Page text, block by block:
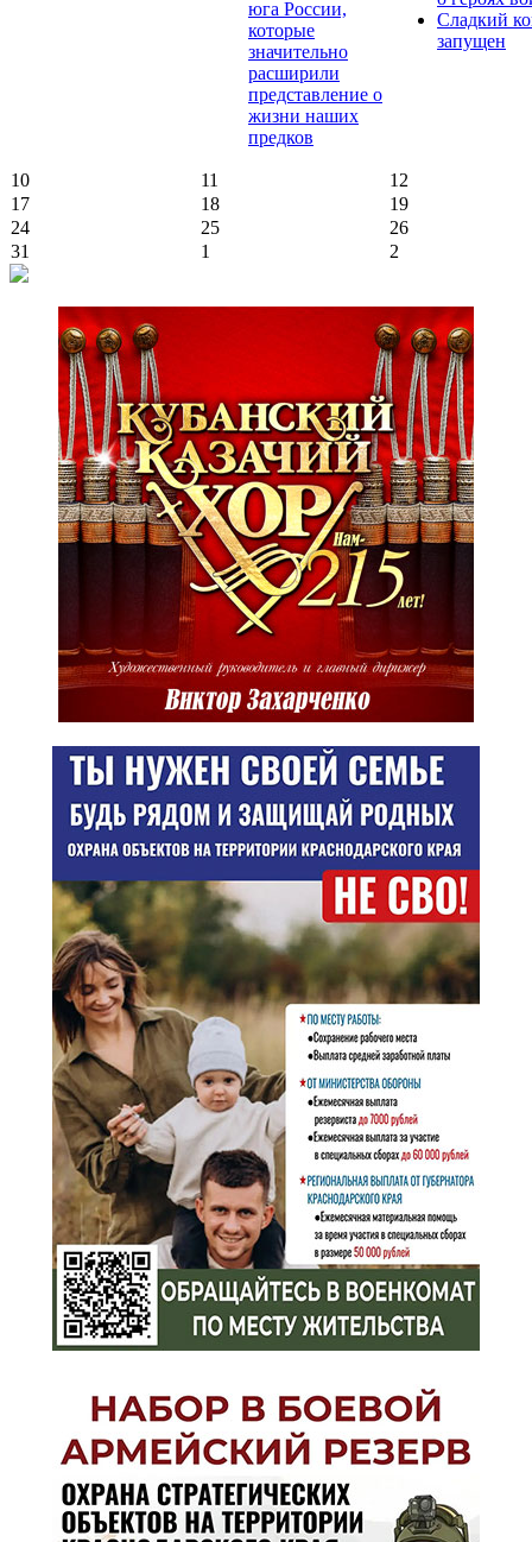
юга России,
которые
значительно
расширили
представление о
жизни наших
предков
Сладкий
запущен
10 11
12
17
18
19
24
25
26
31
1 2